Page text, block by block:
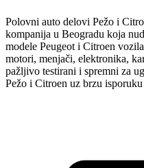
Polovni auto delovi Pežo i
kompanija u Beogradu koja
modele Peugeot i Citroen
motori, menjači, elektronika,
pažljivo testirani i spremni za
Pežo i Citroen uz brzu